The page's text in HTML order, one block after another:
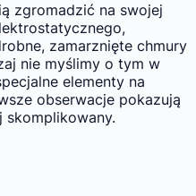
zgromadzić na swojej
zamarznięte chmury
nie myślimy o tym w
elementy na
obserwacje pokazują
skomplikowany.